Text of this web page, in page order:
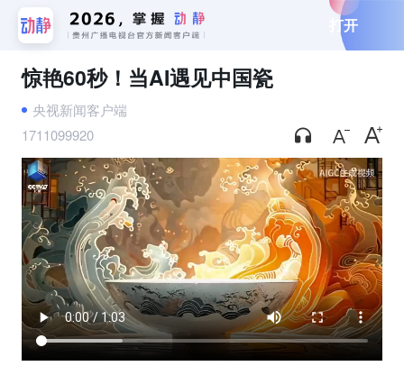
打开
惊艳60秒！当AI遇见中国瓷
央视新闻客户端
1711099920